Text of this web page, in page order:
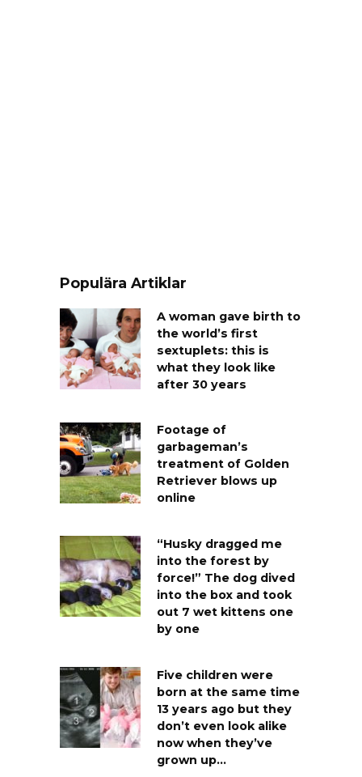
Populära Artiklar
A woman gave birth to
the world’s first
sextuplets: this is
what they look like
after 30 years
Footage of
garbageman’s
treatment of Golden
Retriever blows up
online
“Husky dragged me
into the forest by
force!” The dog dived
into the box and took
out 7 wet kittens one
by one
Five children were
born at the same time
13 years ago but they
don’t even look alike
now when they’ve
grown up…